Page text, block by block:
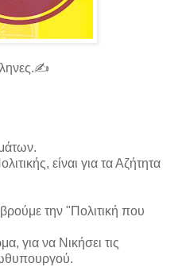
είναι για τα Αζήτητα
την "Πολιτική που
για να Νικήσει τις